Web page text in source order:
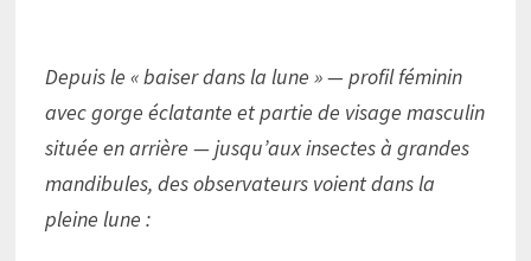
Depuis le « baiser dans la lune » — profil féminin
avec gorge éclatante et partie de visage masculin
située en arrière — jusqu’aux insectes à grandes
mandibules, des observateurs voient dans la
pleine lune :